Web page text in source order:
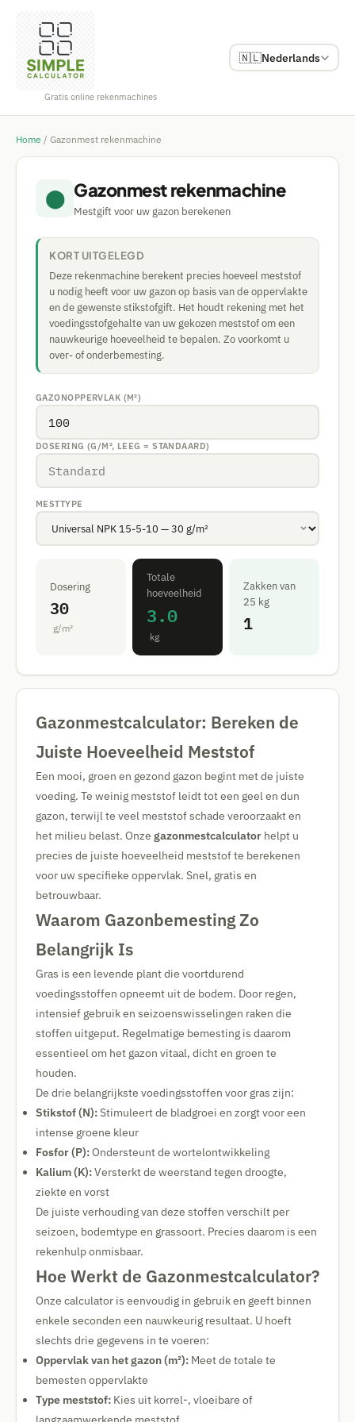
Gratis online rekenmachines
🇳🇱Nederlands
Home / Gazonmest rekenmachine
⬤ Gazonmest rekenmachine
Mestgift voor uw gazon berekenen
KORT UITGELEGD
Deze rekenmachine berekent precies hoeveel meststof
u nodig heeft voor uw gazon op basis van de oppervlakte
en de gewenste stikstofgift. Het houdt rekening met het
voedingsstofgehalte van uw gekozen meststof om een
nauwkeurige hoeveelheid te bepalen. Zo voorkomt u
over- of onderbemesting.
GAZONOPPERVLAK (M²)
DOSERING (G/M², LEEG = STANDAARD)
MESTTYPE
Dosering
30
g/m²
Totale
hoeveelheid
3.0
kg
Zakken van
25 kg
1
Gazonmestcalculator: Bereken de
Juiste Hoeveelheid Meststof
Een mooi, groen en gezond gazon begint met de juiste
voeding. Te weinig meststof leidt tot een geel en dun
gazon, terwijl te veel meststof schade veroorzaakt en
het milieu belast. Onze gazonmestcalculator helpt u
precies de juiste hoeveelheid meststof te berekenen
voor uw specifieke oppervlak. Snel, gratis en
betrouwbaar.
Waarom Gazonbemesting Zo
Belangrijk Is
Gras is een levende plant die voortdurend
voedingsstoffen opneemt uit de bodem. Door regen,
intensief gebruik en seizoenswisselingen raken die
stoffen uitgeput. Regelmatige bemesting is daarom
essentieel om het gazon vitaal, dicht en groen te
houden.
De drie belangrijkste voedingsstoffen voor gras zijn:
Stikstof (N):Stimuleert de bladgroei en zorgt voor een
intense groene kleur
Fosfor (P):Ondersteunt de wortelontwikkeling
Kalium (K):Versterkt de weerstand tegen droogte,
ziekte en vorst
De juiste verhouding van deze stoffen verschilt per
seizoen, bodemtype en grassoort. Precies daarom is een
rekenhulp onmisbaar.
Hoe Werkt de Gazonmestcalculator?
Onze calculator is eenvoudig in gebruik en geeft binnen
enkele seconden een nauwkeurig resultaat. U hoeft
slechts drie gegevens in te voeren:
Oppervlak van het gazon (m²): Meet de totale te
bemesten oppervlakte
Type meststof: Kies uit korrel-, vloeibare of